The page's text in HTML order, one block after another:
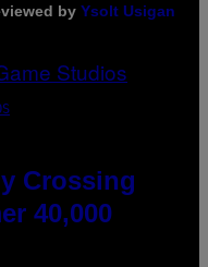
by Ysolt Usigan
Crossing
40,000